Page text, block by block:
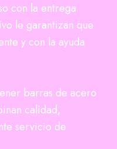
con la entrega
le garantizan que
y con la ayuda
barras de acero
calidad,
servicio de